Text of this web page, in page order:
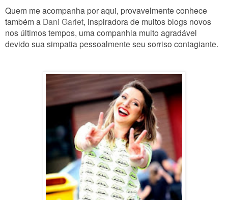
Quem me acompanha por aqui, provavelmente conhece
também a Dani Garlet, inspiradora de muitos blogs novos
nos últimos tempos, uma companhia muito agradável
devido sua simpatia pessoalmente seu sorriso contagiante.